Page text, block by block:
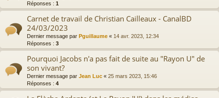
Réponses : 1
Carnet de travail de Christian Cailleaux - CanalBD
24/03/2023
Dernier message par Pguillaume « 14 avr. 2023, 12:34
Réponses : 3
Pourquoi Jacobs n'a pas fait de suite au "Rayon U" de
son vivant?
Dernier message par Jean Luc « 25 mars 2023, 15:46
Réponses : 4